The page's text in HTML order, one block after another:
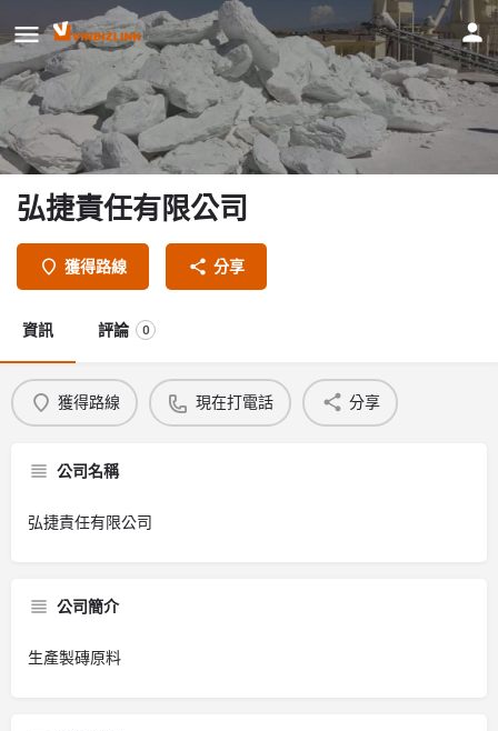
弘捷責任有限公司
獲得路線 分享
資訊 評論 0
獲得路線 現在打電話 分享
公司名稱
弘捷責任有限公司
公司簡介
生產製磚原料